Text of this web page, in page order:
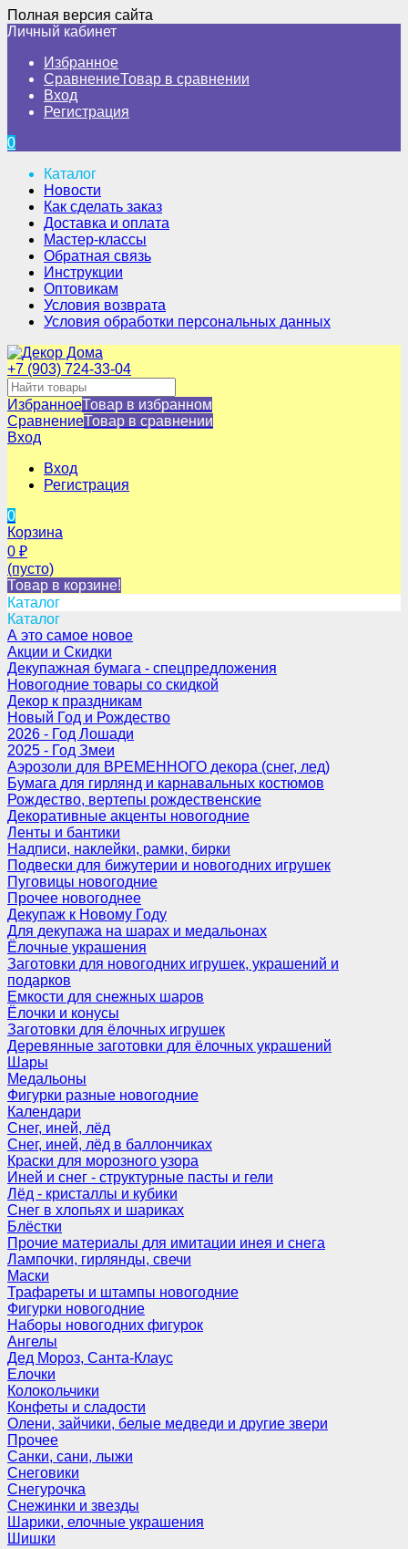
Полная версия сайта
Личный кабинет
Избранное
СравнениеТовар в сравнении
Вход
Регистрация
0
Каталог
Новости
Как сделать заказ
Доставка и оплата
Мастер-классы
Обратная связь
Инструкции
Оптовикам
Условия возврата
Условия обработки персональных данных
+7 (903) 724-33-04
ИзбранноеТовар в избранном
СравнениеТовар в сравнении
Вход
Вход
Регистрация
0
Корзина
0 ₽
(пусто)
Товар в корзине!
Каталог
Каталог
А это самое новое
Акции и Скидки
Декупажная бумага - спецпредложения
Новогодние товары со скидкой
Декор к праздникам
Новый Год и Рождество
2026 - Год Лошади
2025 - Год Змеи
Аэрозоли для ВРЕМЕННОГО декора (снег, лед)
Бумага для гирлянд и карнавальных костюмов
Рождество, вертепы рождественские
Декоративные акценты новогодние
Ленты и бантики
Надписи, наклейки, рамки, бирки
Подвески для бижутерии и новогодних игрушек
Пуговицы новогодние
Прочее новогоднее
Декупаж к Новому Году
Для декупажа на шарах и медальонах
Ёлочные украшения
Заготовки для новогодних игрушек, украшений и
подарков
Емкости для снежных шаров
Ёлочки и конусы
Заготовки для ёлочных игрушек
Деревянные заготовки для ёлочных украшений
Шары
Медальоны
Фигурки разные новогодние
Календари
Снег, иней, лёд
Снег, иней, лёд в баллончиках
Краски для морозного узора
Иней и снег - структурные пасты и гели
Лёд - кристаллы и кубики
Снег в хлопьях и шариках
Блёстки
Прочие материалы для имитации инея и снега
Лампочки, гирлянды, свечи
Маски
Трафареты и штампы новогодние
Фигурки новогодние
Наборы новогодних фигурок
Ангелы
Дед Мороз, Санта-Клаус
Елочки
Колокольчики
Конфеты и сладости
Олени, зайчики, белые медведи и другие звери
Прочее
Санки, сани, лыжи
Снеговики
Снегурочка
Снежинки и звезды
Шарики, елочные украшения
Шишки